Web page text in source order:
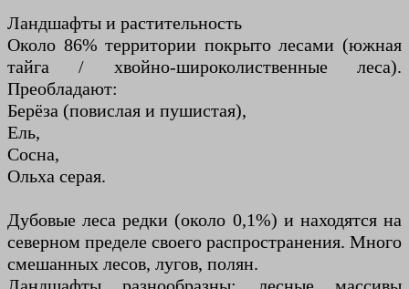
Ландшафты и растительность
Около 86% территории покрыто лесами (южная
тайга / хвойно-широколиственные леса).
Преобладают:
Берёза (повислая и пушистая),
Ель,
Сосна,
Ольха серая.
Дубовые леса редки (около 0,1%) и находятся на
северном пределе своего распространения. Много
смешанных лесов, лугов, полян.